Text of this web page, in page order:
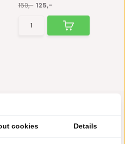
150,- 125,-
cookies Details